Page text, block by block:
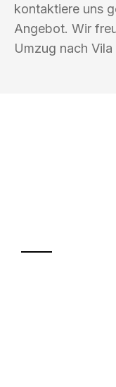
kontaktiere uns
Angebot. Wir
Umzug nach